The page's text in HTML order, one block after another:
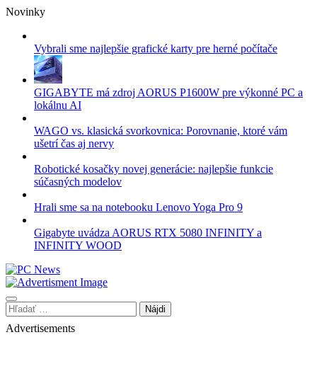
Skip
content
Novinky
Vybrali sme najlepšie grafické karty pre herné počítače
GIGABYTE má zdroj AORUS P1600W pre výkonné PC a
lokálnu AI
WAGO vs. klasická svorkovnica: Porovnanie, ktoré vám
ušetrí čas aj nervy
Robotické kosačky novej generácie: najlepšie funkcie
súčasných modelov
Hrali sme sa na notebooku Lenovo Yoga Pro 9
Gigabyte uvádza AORUS RTX 5080 INFINITY a
INFINITY WOOD
Hľadať:
Advertisements